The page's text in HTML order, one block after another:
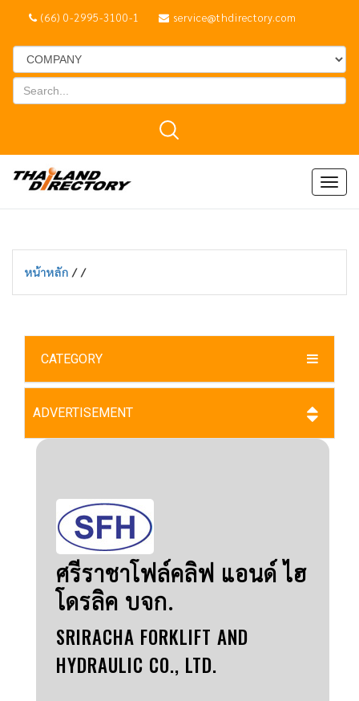
(66) 0-2995-3100-1 service@thdirectory.com
หน้าหลัก / /
CATEGORY
ADVERTISEMENT
ศรีราชาโฟล์คลิฟ แอนด์ ไฮ
โดรลิค บจก.
SRIRACHA FORKLIFT AND
HYDRAULIC CO., LTD.